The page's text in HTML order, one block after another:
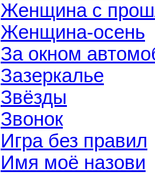
Женщина с
Женщина-осень
За окном
Зазеркалье
Звёзды
Звонок
Игра без правил
Имя моё назови